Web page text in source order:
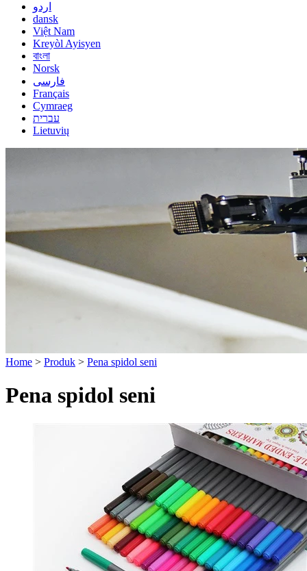
اردو
dansk
Việt Nam
Kreyòl Ayisyen
বাংলা
Norsk
فارسی
Français
Cymraeg
עברית
Lietuvių
Home > Produk > Pena spidol seni
Pena spidol seni